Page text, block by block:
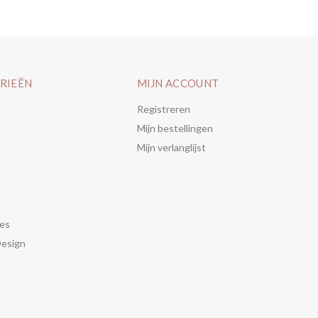
MIJN ACCOUNT
Registreren
Mijn bestellingen
Mijn verlanglijst